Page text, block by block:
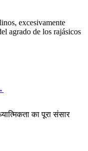
excesivamente
agrado de los rajásicos
का पूरा संसार